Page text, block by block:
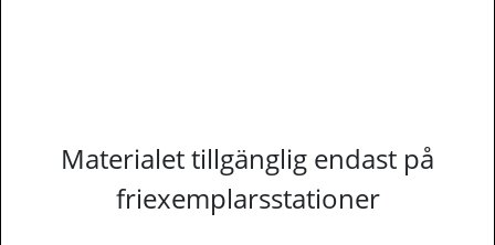
Materialet tillgänglig endast på
friexemplarsstationer